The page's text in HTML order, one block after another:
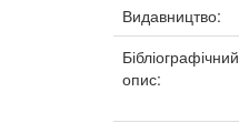
Видавництво:
Бібліографічний
опис: